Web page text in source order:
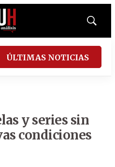
Mostrar
ÚLTIMAS NOTICIAS
y series sin
condiciones